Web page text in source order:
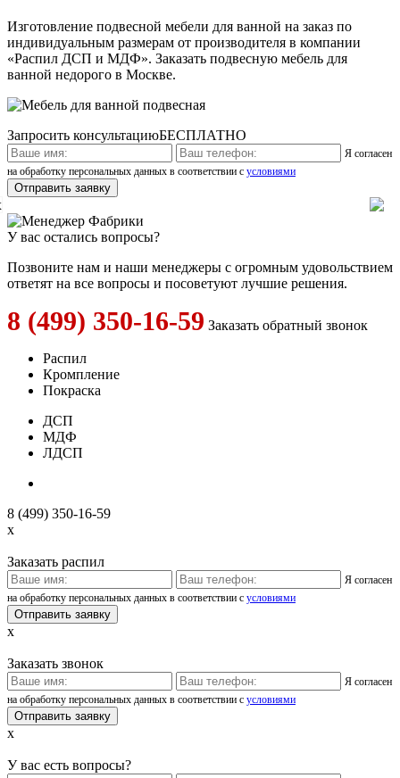
Изготовление подвесной мебели для ванной на заказ по
индивидуальным размерам от производителя в компании
«Распил ДСП и МДФ». Заказать подвесную мебель для
ванной недорого в Москве.
Запросить консультациюБЕСПЛАТНО
Я согласен
на обработку персональных данных в соответствии с условиями
У вас остались вопросы?
Позвоните нам и наши менеджеры с огромным удовольствием
ответят на все вопросы и посоветуют лучшие решения.
8 (499) 350-16-59 Заказать обратный звонок
Распил
Кромпление
Покраска
ДСП
МДФ
ЛДСП
8 (499) 350-16-59
x
Заказать распил
Я согласен
на обработку персональных данных в соответствии с условиями
x
Заказать звонок
Я согласен
на обработку персональных данных в соответствии с условиями
x
У вас есть вопросы?